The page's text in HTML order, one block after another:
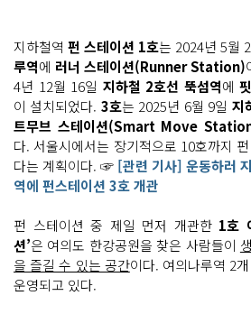
지하철역 펀 스테이션 1호는 2024년 5월
루역에 러너 스테이션(Runner Station)
4년 12월 16일 지하철 2호선 뚝섬역에
이 설치되었다. 3호는 2025년 6월 9일 지
트무브 스테이션(Smart Move
다. 서울시에서는 장기적으로 10호까지
다는 계획이다. ☞ [관련 기사] 운동하러
역에 펀스테이션 3호 개관
펀 스테이션 중 제일 먼저 개관한 1호
션’은 여의도 한강공원을 찾은 사람들이
을 즐길 수 있는 공간이다. 여의나루역 2
운영되고 있다.